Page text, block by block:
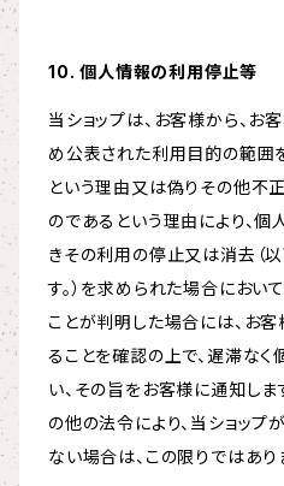
10. 個人情報の利用停止等
当ショップは、お客様から、お
め公表された利用目的の範囲
という理由又は偽りその他不
のであるという理由により、
きその利用の停止又は消去（
す。）を求められた場合におい
ことが判明した場合には、お
ることを確認の上で、遅滞な
い、その旨をお客様に通知しま
の他の法令により、当ショッ
ない場合は、この限りではあり